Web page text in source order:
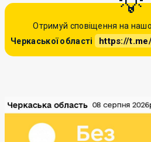
Отримуй сповіщення на
Черкаської області
https://